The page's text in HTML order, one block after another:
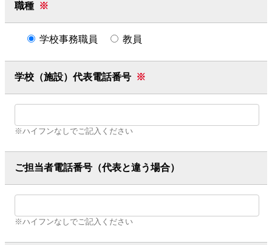
職種 ※
学校事務職員 教員
学校（施設）代表電話番号 ※
※ハイフンなしでご記入ください
ご担当者電話番号（代表と違う場合）
※ハイフンなしでご記入ください